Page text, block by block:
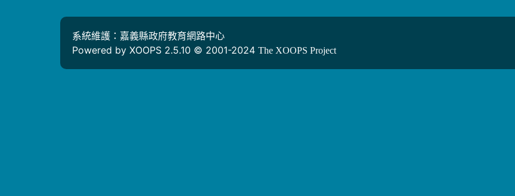
系統維護：嘉義縣政府教育網路中心
Powered by XOOPS 2.5.10 © 2001-2024 The XOOPS Project